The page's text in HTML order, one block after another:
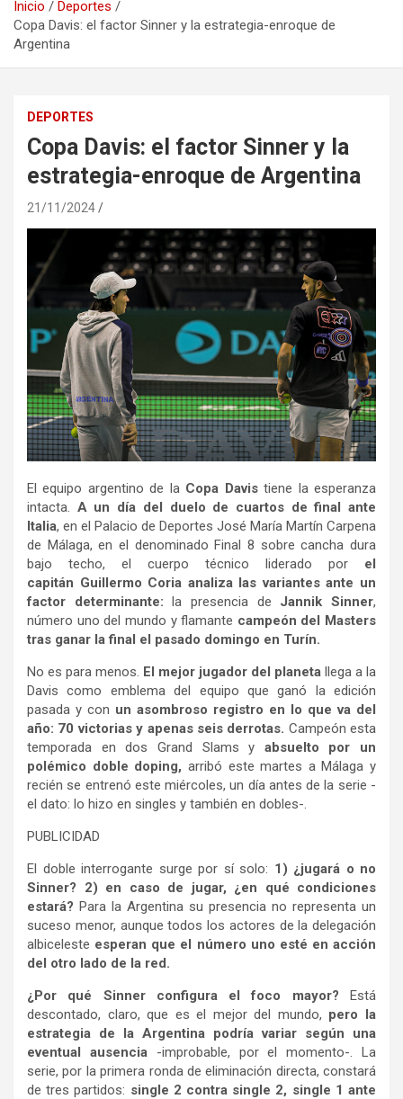
Inicio
Deportes
Copa Davis: el factor Sinner y la estrategia-enroque de
Argentina
DEPORTES
Copa Davis: el factor Sinner y la
estrategia-enroque de Argentina
21/11/2024
El equipo argentino de la Copa Davistiene la esperanza
intacta. A un día del duelo de cuartos de final ante
Italia, en el Palacio de Deportes José María Martín Carpena
de Málaga, en el denominado Final 8 sobre cancha dura
bajo techo, el cuerpo técnico liderado por el
capitán Guillermo Coria analiza las variantes ante un
factor determinante:la presencia de Jannik Sinner,
número uno del mundo y flamante campeón del Masters
tras ganar la final el pasado domingo en Turín.
No es para menos. El mejor jugador del planeta llega a la
Davis como emblema del equipo que ganó la edición
pasada y con un asombroso registro en lo que va del
año: 70 victorias y apenas seis derrotas. Campeón esta
temporada en dos Grand Slams y absuelto por un
polémico doble doping, arribó este martes a Málaga y
recién se entrenó este miércoles, un día antes de la serie -
el dato: lo hizo en singles y también en dobles-.
PUBLICIDAD
El doble interrogante surge por sí solo: 1) ¿jugará o no
Sinner? 2) en caso de jugar, ¿en qué condiciones
estará? Para la Argentina su presencia no representa un
suceso menor, aunque todos los actores de la delegación
albiceleste esperan que el número uno esté en acción
del otro lado de la red.
¿Por qué Sinner configura el foco mayor? Está
descontado, claro, que es el mejor del mundo, pero la
estrategia de la Argentina podría variar según una
eventual ausencia-improbable, por el momento-. La
serie, por la primera ronda de eliminación directa, constará
de tres partidos: single 2 contra single 2, single 1 ante